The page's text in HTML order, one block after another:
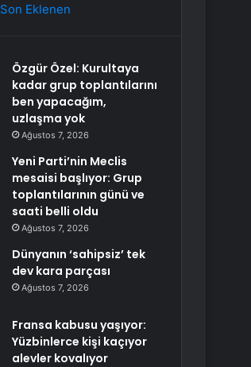
Son Eklenen
Özgür Özel: Kurultaya
kadar grup toplantılarını
ben yapacağım,
uzlaşma yok
Ağustos 7, 2026
Yeni Parti’nin Meclis
mesaisi başlıyor: Grup
toplantılarının günü ve
saati belli oldu
Ağustos 7, 2026
Dünyanın ‘sahipsiz’ tek
dev kara parçası
Ağustos 7, 2026
Fransa kabusu yaşıyor:
Yüzbinlerce kişi kaçıyor
alevler kovalıyor